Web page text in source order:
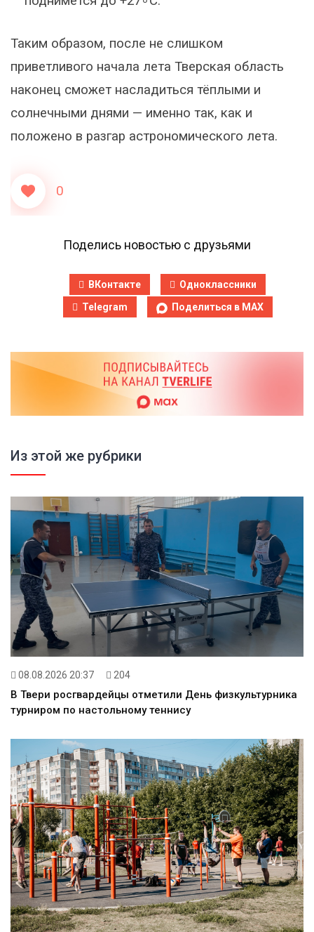
Таким образом, после не слишком
приветливого начала лета Тверская область
наконец сможет насладиться тёплыми и
солнечными днями — именно так, как и
положено в разгар астрономического лета.
0
Поделись новостью с друзьями
ВКонтакте
Одноклассники
Telegram
Поделиться в MAX
Из этой же рубрики
08.08.2026 20:37 204
В Твери росгвардейцы отметили День физкультурника
турниром по настольному теннису